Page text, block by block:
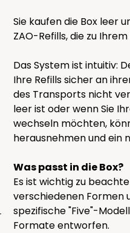
Sie kaufen die Box leer
ZAO-Refills, die zu
Das System ist intuitiv:
Ihre Refills sicher an
des Transports nicht
leer ist oder wenn Sie
wechseln möchten,
herausnehmen und ein
Was passt in die Box?
Es ist wichtig zu
verschiedenen Formen
spezifische "Five"-
Formate entworfen.